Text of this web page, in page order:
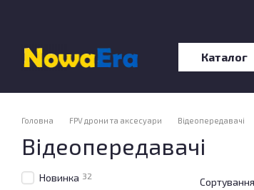
Каталог
Головна FPV дрони та аксесуари Відеопередавачі
Відеопередавачі
Новинка 32